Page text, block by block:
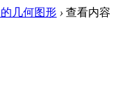
几何图形 › 查看内容